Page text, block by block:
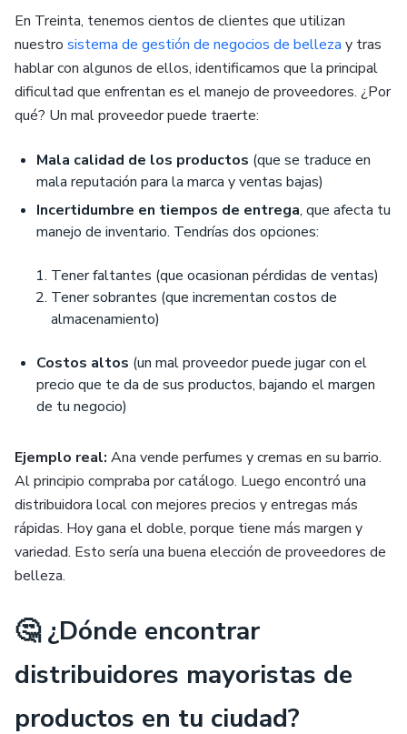
En Treinta, tenemos cientos de clientes que utilizan
nuestro sistema de gestión de negocios de belleza y tras
hablar con algunos de ellos, identificamos que la principal
dificultad que enfrentan es el manejo de proveedores. ¿Por
qué? Un mal proveedor puede traerte:
Mala calidad de los productos (que se traduce en
mala reputación para la marca y ventas bajas)
Incertidumbre en tiempos de entrega, que afecta tu
manejo de inventario. Tendrías dos opciones:
Tener faltantes (que ocasionan pérdidas de ventas)
Tener sobrantes (que incrementan costos de
almacenamiento)
Costos altos (un mal proveedor puede jugar con el
precio que te da de sus productos, bajando el margen
de tu negocio)
Ejemplo real: Ana vende perfumes y cremas en su barrio.
Al principio compraba por catálogo. Luego encontró una
distribuidora local con mejores precios y entregas más
rápidas. Hoy gana el doble, porque tiene más margen y
variedad. Esto sería una buena elección de proveedores de
belleza.
🤔 ¿Dónde encontrar
distribuidores mayoristas de
productos en tu ciudad?